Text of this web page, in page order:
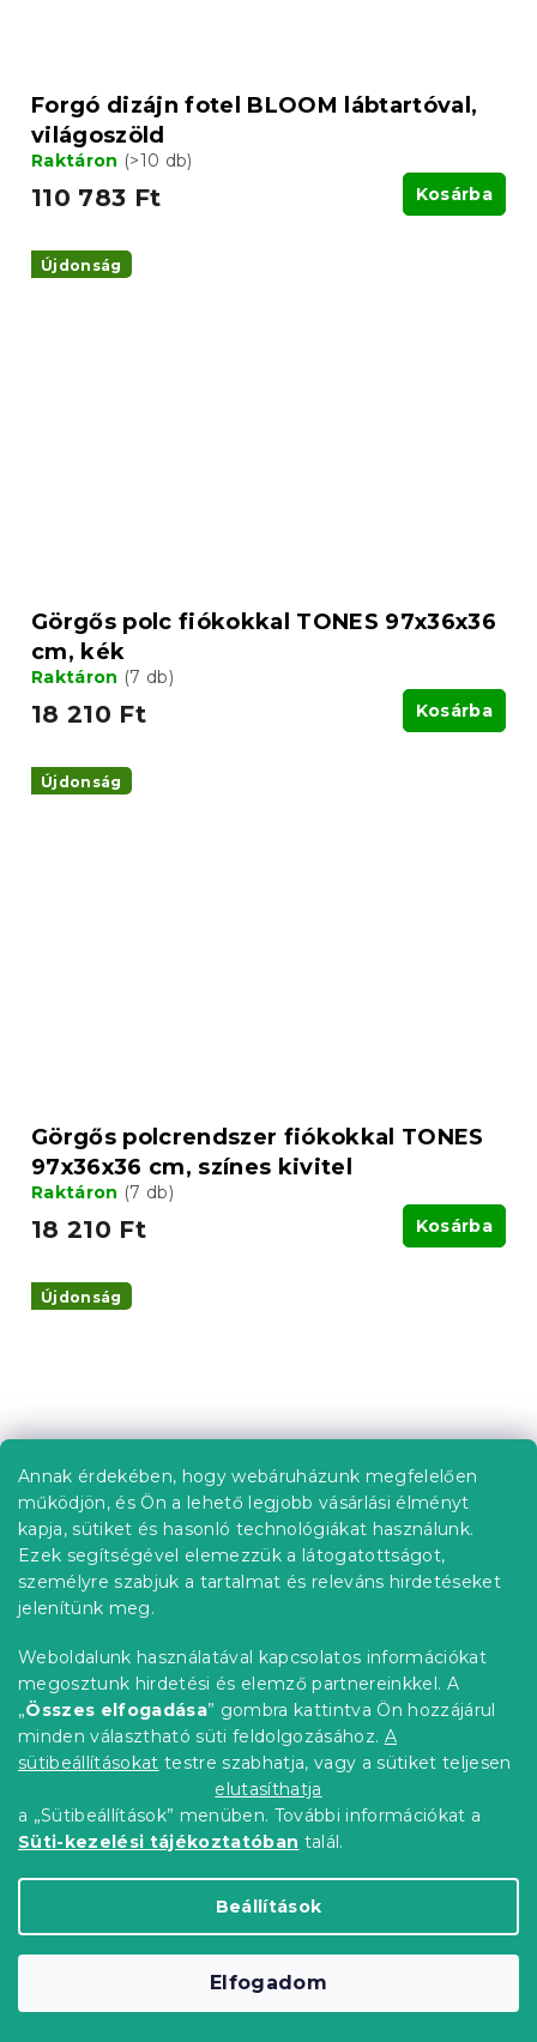
Annak érdekében, hogy webáruházunk megfelelően
működjön, és Ön a lehető legjobb vásárlási élményt
kapja, sütiket és hasonló technológiákat használunk.
Ezek segítségével elemezzük a látogatottságot,
személyre szabjuk a tartalmat és releváns hirdetéseket
jelenítünk meg.
Weboldalunk használatával kapcsolatos információkat
megosztunk hirdetési és elemző partnereinkkel. A
„Összes elfogadása” gombra kattintva Ön hozzájárul
minden választható süti feldolgozásához. A
sütibeállításokat testre szabhatja, vagy a sütiket teljesen
elutasíthatja
a „Sütibeállítások” menüben. További információkat a
Süti-kezelési tájékoztatóban talál.
Beállítások
Elfogadom
Forgó dizájn fotel BLOOM lábtartóval,
világoszöld
Raktáron (>10 db)
110 783 Ft Kosárba
Újdonság
Görgős polc fiókokkal TONES 97x36x36
cm, kék
Raktáron (7 db)
18 210 Ft Kosárba
Újdonság
Görgős polcrendszer fiókokkal TONES
97x36x36 cm, színes kivitel
Raktáron (7 db)
18 210 Ft Kosárba
Újdonság
Gyermek polcos szekrény kerekeken
BEARRY 68x35x29 cm, szürke
Raktáron(6 db)
10 127 Ft
Újdonság
Kedvezménykupon